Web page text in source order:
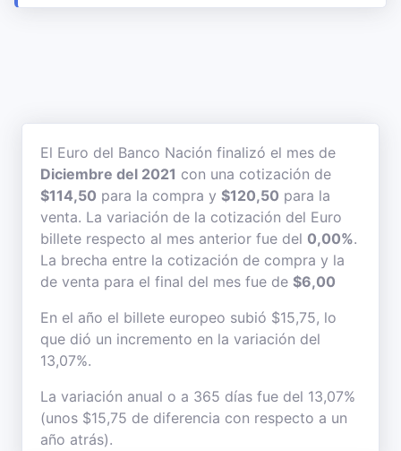
El Euro del Banco Nación finalizó el mes de
Diciembre del 2021 con una cotización de
$114,50 para la compra y $120,50 para la
venta. La variación de la cotización del Euro
billete respecto al mes anterior fue del 0,00%.
La brecha entre la cotización de compra y la
de venta para el final del mes fue de $6,00
En el año el billete europeo subió $15,75, lo
que dió un incremento en la variación del
13,07%.
La variación anual o a 365 días fue del 13,07%
(unos $15,75 de diferencia con respecto a un
año atrás).